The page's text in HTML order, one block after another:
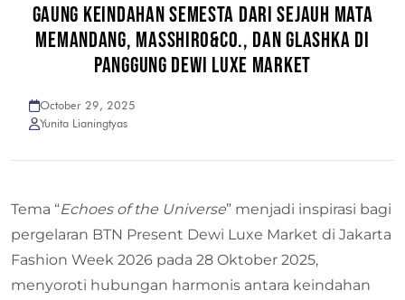
GAUNG KEINDAHAN SEMESTA DARI SEJAUH MATA
MEMANDANG, MASSHIRO&CO., DAN GLASHKA DI
PANGGUNG DEWI LUXE MARKET
October 29, 2025
Yunita Lianingtyas
Tema “Echoes of the Universe” menjadi inspirasi bagi
pergelaran BTN Present Dewi Luxe Market di Jakarta
Fashion Week 2026 pada 28 Oktober 2025,
menyoroti hubungan harmonis antara keindahan